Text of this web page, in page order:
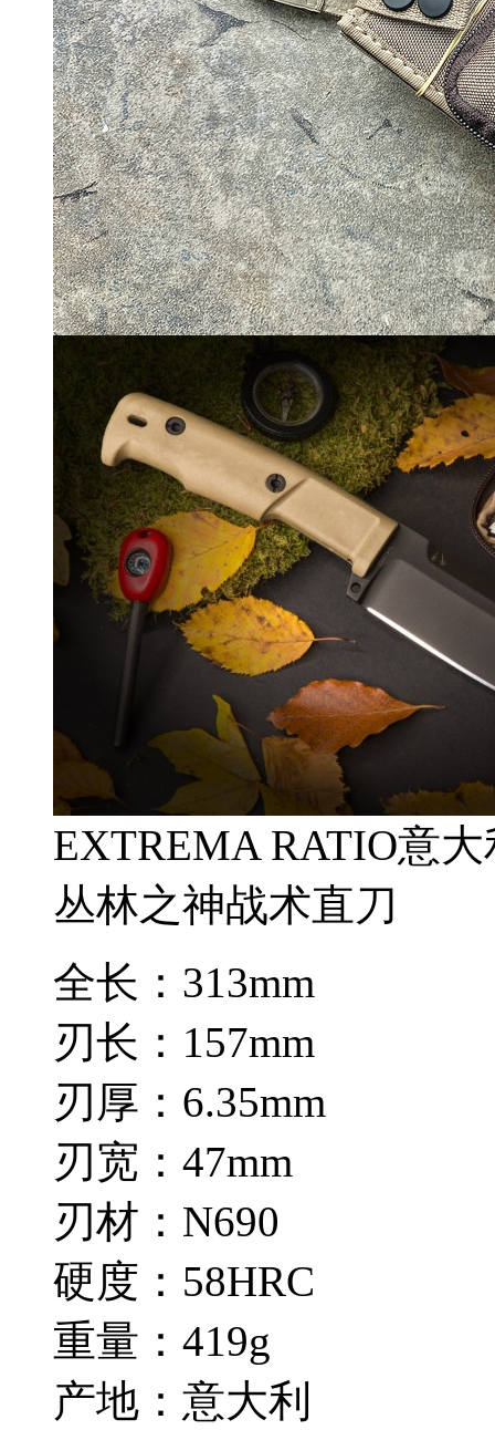
EXTREMA RATIO意大
丛林之神战术直刀
全长：313mm
刃长：157mm
刃厚：6.35mm
刃宽：47mm
刃材：N690
硬度：58HRC
重量：419g
产地：意大利